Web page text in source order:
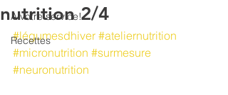
A votre service!
Recettes
nutrition 2/4
#légumesdhiver #ateliernutrition
#micronutrition #surmesure
#neuronutrition